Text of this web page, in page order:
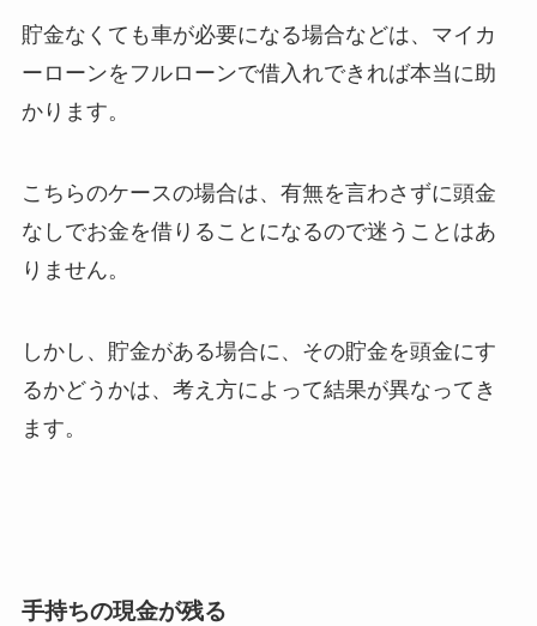
貯金なくても車が必要になる場合などは、マイカ
ーローンをフルローンで借入れできれば本当に助
かります。
こちらのケースの場合は、有無を言わさずに頭金
なしでお金を借りることになるので迷うことはあ
りません。
しかし、貯金がある場合に、その貯金を頭金にす
るかどうかは、考え方によって結果が異なってき
ます。
手持ちの現金が残る